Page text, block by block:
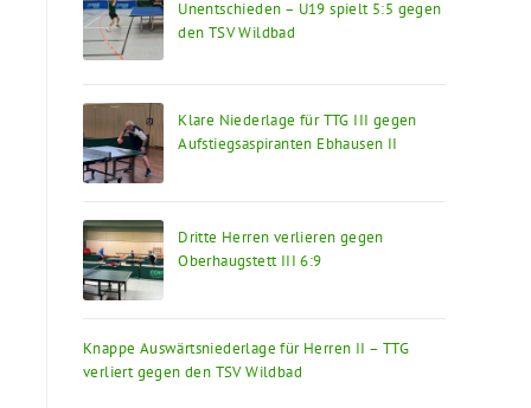
Unentschieden – U19 spielt 5:5 gegen
den TSV Wildbad
Klare Niederlage für TTG III gegen
Aufstiegsaspiranten Ebhausen II
Dritte Herren verlieren gegen
Oberhaugstett III 6:9
Knappe Auswärtsniederlage für Herren II – TTG
verliert gegen den TSV Wildbad